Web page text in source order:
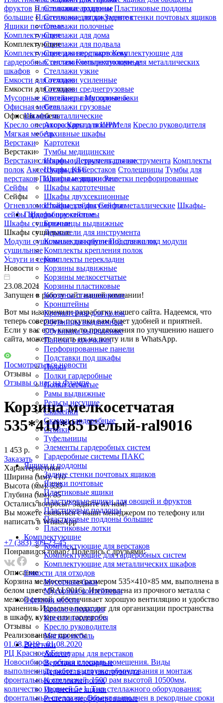
Стеллажи архивные
Стеллажи для документов
Стеллажи полочные
Стеллажи для дома
Стеллажи для подвала
Стеллажи под картотеку
Стеллажи четырехполочные
Стеллажи узкие
Стеллажи усиленные
Стеллажи среднегрузовые
Стеллажи пятиполочные
Стеллажи грузовые
Шкафы металлические
Аксессуары для ШРМ
Архивные шкафы
Картотеки
Тумбы медицинские
Шкафы инструментальные
Шкафы КБС
Шкафы медицинские
Шкафы картотечные
Шкафы двухсекционные
Шкафы для документов
Гардеробные системы
Брючницы выдвижные
Держатели для инструмента
Комплекты креплений для полок
Комплекты крепления полок
Комплекты перекладин
Корзины выдвижные
Корзины мелкосетчатые
Корзины пластиковые
Корзины стационарные
Кронштейны
Кронштейны для полок
Обувницы выдвижные
Обувницы выдвижные
Панели с крючками
Перфорированные панели
Подставки под шкафы
Полки
Полки гардеробные
Полки сетчатые
Рамы выдвижные
Рельсы несущие
Скамейки
Скамьи гардеробные
Стойки
Туфельницы
Элементы гардеробных систем
Гардеробные системы ПАКС
Ящики и поддоны
Задние стенки почтовых ящиков
Ящики почтовые
Пластиковые ящики
Пластиковые ящики для овощей и фруктов
Пластиковые поддоны
Пластиковые поддоны большие
Пластиковые лотки
Комплектующие
Комплектующие для верстаков
Комплектующие для гардеробных систем
Комплектующие для металлических шкафов
Емкости для отходов
Мусорные баки
Мусорные контейнеры
Офисная мебель
Кресло оператора
Кресло посетителя
Кресло руководителя
Мягкая мебель
Верстаки
Аксессуары для верстаков
Верстаки слесарные
Держатель для инструмента
Комплекты полок
Подвесные ящики
Решетки перфорированные
фруктов Пластиковые поддоны Пластиковые поддоны
большие Пластиковые лотки Задние стенки почтовых ящиков
Ящики почтовые
Комплектующие
Комплектующие
Комплектующие для верстаков Комплектующие для
гардеробных систем Комплектующие для металлических
шкафов
Емкости для отходов
Емкости для отходов
Мусорные контейнеры Мусорные баки
Офисная мебель
Офисная мебель
Кресло оператора Кресло посетителя Кресло руководителя
Мягкая мебель
Верстаки
Верстаки
Верстаки слесарные Держатель для инструмента Комплекты
полок Аксессуары для верстаков Столешницы Тумбы для
верстаков Подвесные ящики Решетки перфорированные
Сейфы
Сейфы
Огневзломостойкие сейфы Сейфы металлические Шкафы-
сейфы Шкафы оружейные
Шкафы сушильные
Шкафы сушильные
Модули сушильные для обуви Подставки под модули
сушильные
Услуги и сервис
Новости
23.08.2021
Запущен в работу сайт нашей компании!
Вот мы и закончили разработку нашего сайта. Надеемся, что
теперь совершать покупки вам будет удобней и приятней.
Если у вас есть какие-то предложения по улучшению нашего
сайта, можете писать их на почту или в WhatsApp.
Посмотреть все новости
Отзывы
Отзывы о нас на Флампе
Корзина мелкосетчатая
535*410*85 Белый-ral9016
1 453 р.
Заказать
Характеристики
Ширина (мм):410
Высота (мм):535
Глубина (мм):85
Остались вопросы? Задайте их нам!
Вы можете связаться с наши менеджером по телефону или
написать в WhatsApp
+7 (383) 309-23-45
Понравился товар? Поделись с друзьями:
Описание
Корзина мелкосетчатая размером 535×410×85 мм, выполнена в
белом цвете (RAL9016). Изготовлена из прочного металла с
мелкой сеткой, обеспечивает хорошую вентиляцию и удобство
хранения. Идеально подходит для организации пространства
в шкафу, кухне или гардеробе.
Отзывы
Реализованныe проекты
01.08.2019 - 01.08.2020
РЦ Красное&Белое
Новосибирск, общая площадь помещения. Виды
выполненных работ: выгрузка оборудования и монтаж
фронтальных стеллажей, 1500 рам высотой 10500мм,
количество уровней 5+1. Тип стеллажного оборудования:
фронтальные стеллажи. Объект выполнен в рекордные сроки